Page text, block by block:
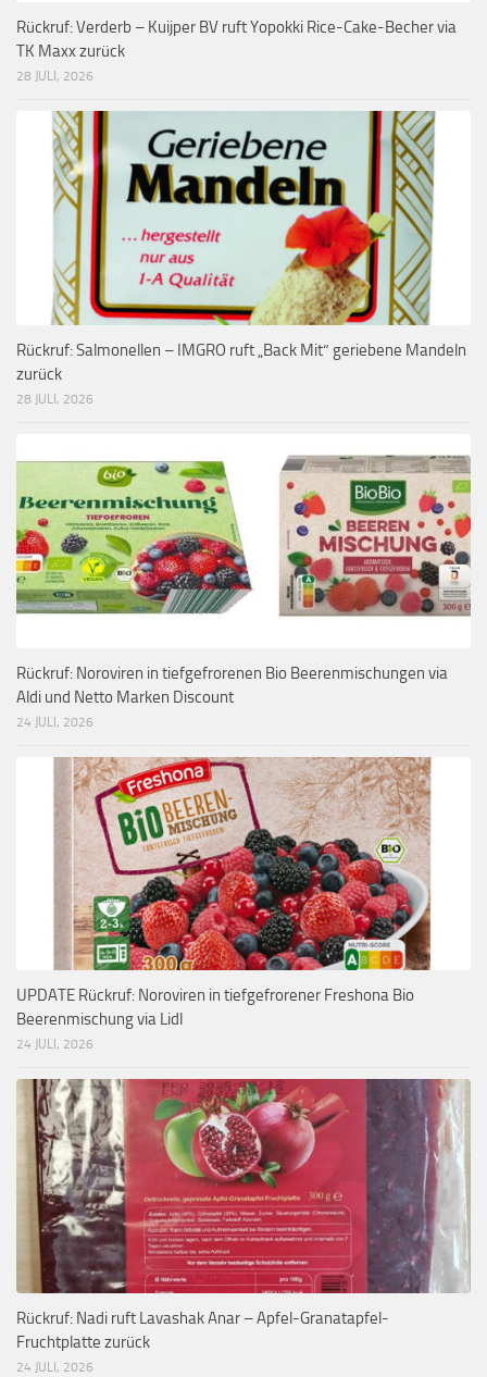
Rückruf: Verderb – Kuijper BV ruft Yopokki Rice-Cake-Becher via
TK Maxx zurück
28 JULI, 2026
Rückruf: Salmonellen – IMGRO ruft „Back Mit“ geriebene Mandeln
zurück
28 JULI, 2026
Rückruf: Noroviren in tiefgefrorenen Bio Beerenmischungen via
Aldi und Netto Marken Discount
24 JULI, 2026
UPDATE Rückruf: Noroviren in tiefgefrorener Freshona Bio
Beerenmischung via Lidl
24 JULI, 2026
Rückruf: Nadi ruft Lavashak Anar – Apfel-Granatapfel-
Fruchtplatte zurück
24 JULI, 2026